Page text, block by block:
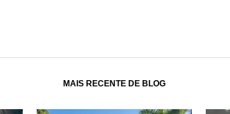
MAIS RECENTE DE BLOG